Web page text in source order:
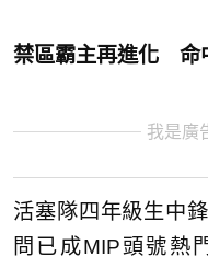
禁區霸主再進化 命
我是廣
活塞隊四年級生中
問已成MIP頭號熱